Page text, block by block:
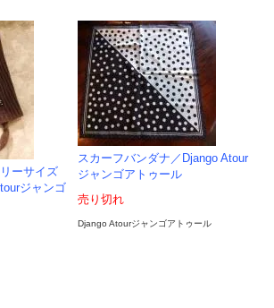
ーサイズ
ジャンゴ
スカーフバンダナ／Django Atour
ジャンゴアトゥール
売り切れ
Django Atourジャンゴアトゥール